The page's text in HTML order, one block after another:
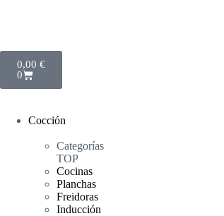
0,00 €
0
Cocción
Categorías
TOP
Cocinas
Planchas
Freidoras
Inducción